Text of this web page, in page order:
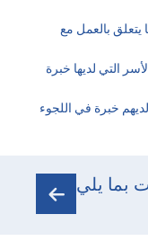
يتعلق بالعمل مع
التي لديها خبرة
خبرة في اللجوء
بما يلي